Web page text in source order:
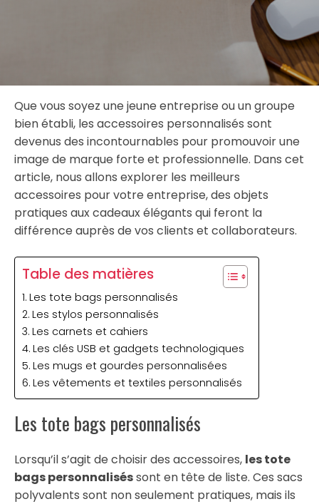
Que vous soyez une jeune entreprise ou un groupe
bien établi, les accessoires personnalisés sont
devenus des incontournables pour promouvoir une
image de marque forte et professionnelle. Dans cet
article, nous allons explorer les meilleurs
accessoires pour votre entreprise, des objets
pratiques aux cadeaux élégants qui feront la
différence auprès de vos clients et collaborateurs.
Table des matières
Les tote bags personnalisés
Les stylos personnalisés
Les carnets et cahiers
Les clés USB et gadgets technologiques
Les mugs et gourdes personnalisées
Les vêtements et textiles personnalisés
Les tote bags personnalisés
Lorsqu’il s’agit de choisir des accessoires, les tote
bags personnaliséssont en tête de liste. Ces sacs
polyvalents sont non seulement pratiques, mais ils